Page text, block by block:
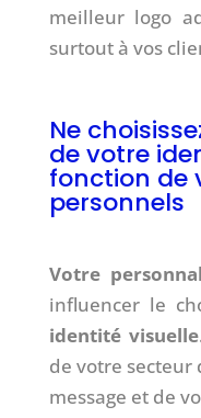
meilleur logo
surtout à vos
Ne
de votre
fonction de
personnels
Votre
influencer le
identité visuelle
de votre secteur
message et de